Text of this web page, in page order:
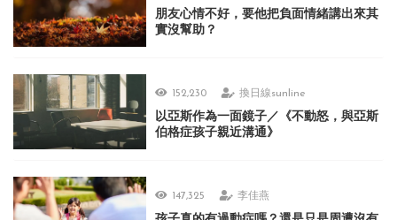
朋友心情不好，要他把負面情緒講出來其
實沒幫助？
152,230 換日線sunline
以亞斯作為一面鏡子／《不動怒，與亞斯
伯格症孩子親近溝通》
147,325 李佳燕